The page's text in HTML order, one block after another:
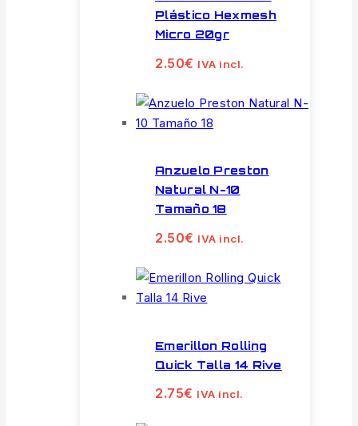
Plástico Hexmesh
Micro 20gr
2.50€ IVA incl.
Anzuelo Preston
Natural N-10
Tamaño 18
2.50€ IVA incl.
Emerillon Rolling
Quick Talla 14 Rive
2.75€ IVA incl.